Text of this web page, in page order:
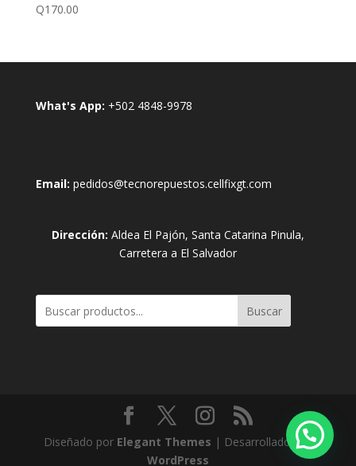
Q170.00
What's App: +502 4848-9978
Email: pedidos@tecnorepuestos.cellfixgt.com
Dirección: Aldea El Pajón, Santa Catarina Pinula,
Carretera a El Salvador
Buscar
Diseñado por Elegant Themes | Desarrollado por
WordPress